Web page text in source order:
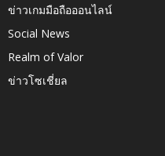
ข่าวเกมมือถือออนไลน์
Social News
Realm of Valor
ข่าวโซเชี่ยล